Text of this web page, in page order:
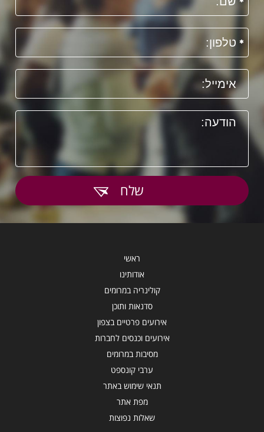
שלח
ראשי
אודותינו
קולינריה במרומים
סדנאות ותוכן
אירועים פרטיים בצפון
אירועים וכנסים לחברות
מסיבות במרומים
ערבי קונספט
תנאי שימוש באתר
מפת אתר
שאלות נפוצות